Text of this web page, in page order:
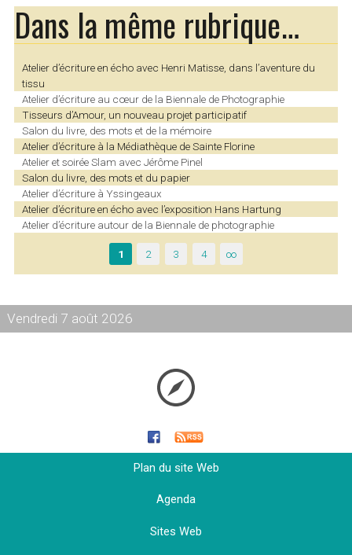
Dans la même rubrique…
Atelier d’écriture en écho avec Henri Matisse, dans l’aventure du
tissu
Atelier d’écriture au cœur de la Biennale de Photographie
Tisseurs d’Amour, un nouveau projet participatif
Salon du livre, des mots et de la mémoire
Atelier d’écriture à la Médiathèque de Sainte Florine
Atelier et soirée Slam avec Jérôme Pinel
Salon du livre, des mots et du papier
Atelier d’écriture à Yssingeaux
Atelier d’écriture en écho avec l’exposition Hans Hartung
Atelier d’écriture autour de la Biennale de photographie
1 2 3 4 ∞
Vendredi 7 août 2026
Plan du site Web
Agenda
Sites Web